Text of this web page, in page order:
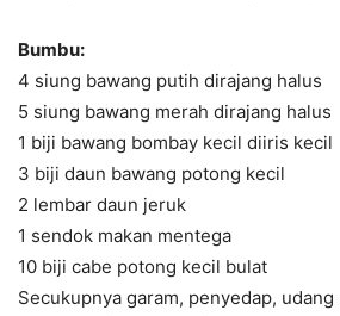
Bumbu:
4 siung bawang putih dirajang halus
5 siung bawang merah dirajang halus
1 biji bawang bombay kecil diiris kecil
3 biji daun bawang potong kecil
2 lembar daun jeruk
1 sendok makan mentega
10 biji cabe potong kecil bulat
Secukupnya garam, penyedap,